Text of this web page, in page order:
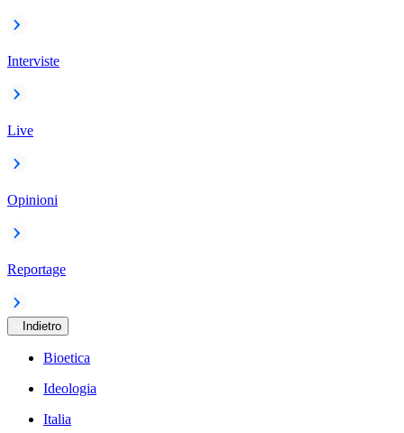
Interviste
Live
Opinioni
Reportage
Indietro
Bioetica
Ideologia
Italia